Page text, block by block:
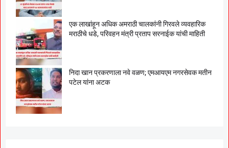
एक लाखांहून अधिक अमराठी चालकांनी गिरवले व्यवहारिक
मराठीचे धडे, परिवहन मंत्री प्रताप सरनाईक यांची माहिती
निदा खान प्रकरणाला नवे वळण; एमआयएम नगरसेवक मतीन
पटेल यांना अटक